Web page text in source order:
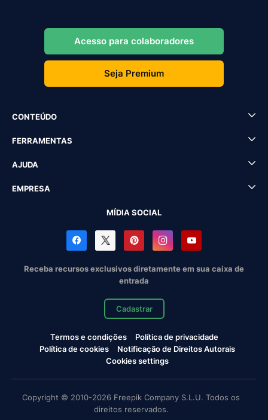
Acesso para colaboradores
Seja Premium
CONTEÚDO
FERRAMENTAS
AJUDA
EMPRESA
MÍDIA SOCIAL
Receba recursos exclusivos diretamente em sua caixa de
entrada
Cadastrar
Termos e condições
Política de privacidade
Política de cookies
Notificação de Direitos Autorais
Cookies settings
Copyright © 2010-2026 Freepik Company S.L.U. Todos os
direitos reservados.